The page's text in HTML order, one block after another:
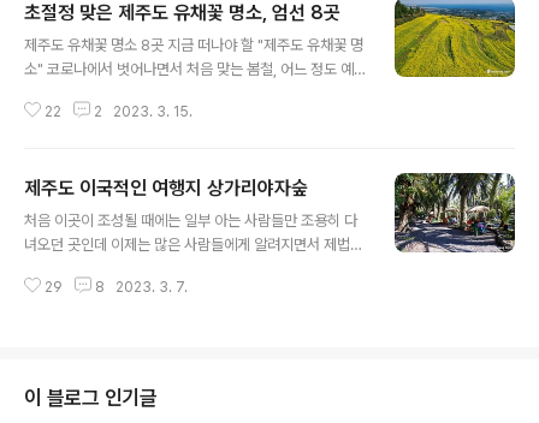
인해 여름철에 국한되어 있긴 하지만, 여름철에 정말 흔한
광경이 되어버렸습니다. 스노쿨링 마니아들이 찾아 놓은
명소들은 금방 소문이 나서 피서객들이 몰리기 시작하는데
그중에서도 가장 소문난 성지는 바로 서귀포시에 있는 황
초절정 맞은 제주도 유채꽃 명소, 엄선 8곳
제주도 유채꽃 명소 8곳 지금 떠나야 할 "제주도 유채꽃 명
소" 코로나에서 벗어나면서 처음 맞는 봄철, 어느 정도 예
들이 부쩍 늘었습니다. 때마침 봄꽃이 만발하는 시기입니
정기를 맞고 있다는 생각이 듭니다. 의도했든 안했든, 지금
이 시기에 제주도를 찾아온 분들에겐 최고의 볼거리를 선
사하고 있다는 느낌인데요, 제주도는 유채꽃 외에도 봄의
이 개화를 하려면 조금 더 있어야 할 것 같고요, 지금은 유
22 2 2023. 3. 15.
제주도 이국적인 여행지 상가리야자숲
처음 이곳이 조성될 때에는 일부 아는 사람들만 조용히 다
녀오던 곳인데 이제는 많은 사람들에게 알려지면서 제법
숲을 이루고 있어서 마치 동남아의 유명한 휴양지에 온 듯
한 숲속과 숲길 여행지와는 또 다른 느낌이 드는 곳이며, 애
월읍의 중산간에 위치해 있고 차량으로 접근이 용이한 곳
29 8 2023. 3. 7.
이 블로그 인기글